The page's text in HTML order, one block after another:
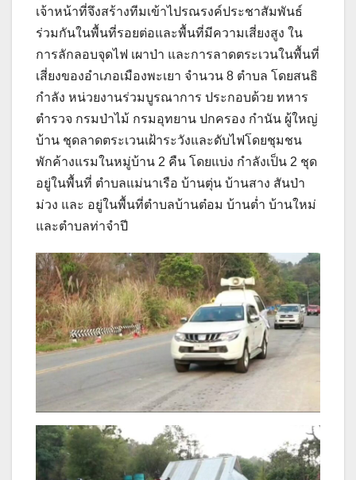
เจ้าหน้าที่จึงสร้างทีมเข้าไปรณรงค์ประชาสัมพันธ์
ร่วมกันในพื้นที่รอยต่อและพื้นที่มีความเสี่ยงสูง ใน
การลักลอบจุดไฟ เผาป่า และการลาดตระเวนในพื้นที่
เสี่ยงของอำเภอเมืองพะเยา จำนวน 8 ตำบล โดยสนธิ
กำลัง หน่วยงานร่วมบูรณาการ ประกอบด้วย ทหาร
ตำรวจ กรมป่าไม้ กรมอุทยาน ปกครอง กำนัน ผู้ใหญ่
บ้าน ชุดลาดตระเวนเฝ้าระวังและดับไฟโดยชุมชน
พักค้างแรมในหมู่บ้าน 2 คืน โดยแบ่ง กำลังเป็น 2 ชุด
อยู่ในพื้นที่ ตำบลแม่นาเรือ บ้านตุ่น บ้านสาง สันป่า
ม่วง และ อยู่ในพื้นที่ตำบลบ้านต๋อม บ้านต่ำ บ้านใหม่
และตำบลท่าจำปี